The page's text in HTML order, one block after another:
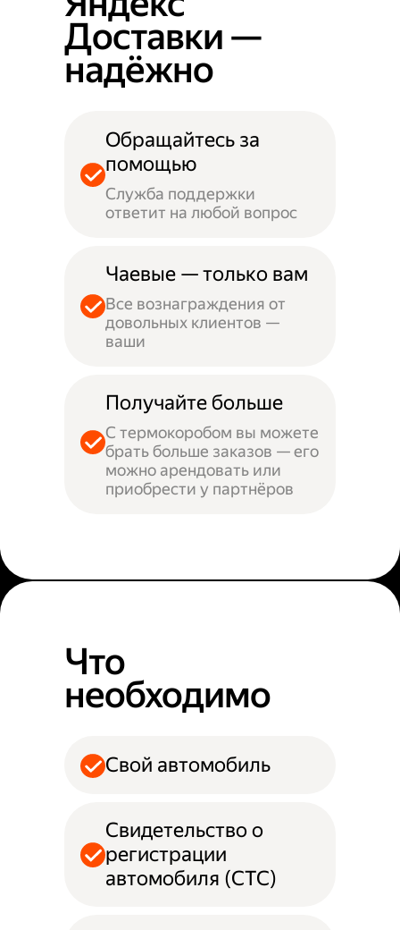
Доставки —
надёжно
Обращайтесь за
помощью
Служба поддержки
ответит на любой вопрос
Чаевые — только вам
Все вознаграждения от
довольных клиентов —
ваши
Получайте больше
С термокоробом вы можете
брать больше заказов — его
можно арендовать или
приобрести у партнёров
Что
необходимо
Свой автомобиль
Свидетельство о
регистрации
автомобиля (СТС)